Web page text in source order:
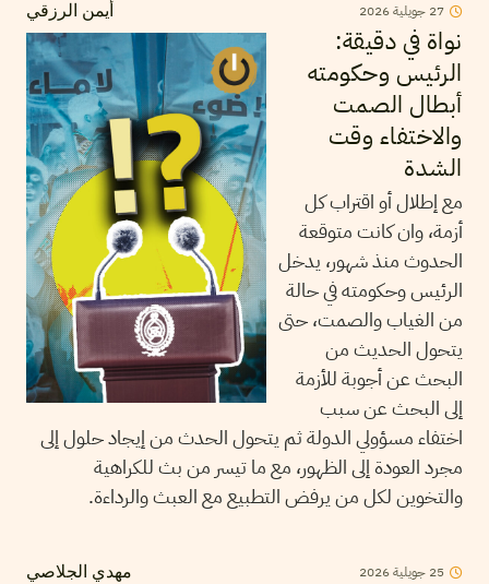
أيمن الرزقي 27 جويلية2026
نواة في دقيقة:
الرئيس وحكومته
أبطال الصمت
والاختفاء وقت
الشدة
مع إطلال أو اقتراب كل
أزمة، وان كانت متوقعة
الحدوث منذ شهور، يدخل
الرئيس وحكومته في حالة
من الغياب والصمت، حتى
يتحول الحديث من
البحث عن أجوبة للأزمة
إلى البحث عن سبب
اختفاء مسؤولي الدولة ثم يتحول الحدث من إيجاد حلول إلى
مجرد العودة إلى الظهور، مع ما تيسر من بث للكراهية
والتخوين لكل من يرفض التطبيع مع العبث والرداءة.
مهدي الجلاصي 25 جويلية2026